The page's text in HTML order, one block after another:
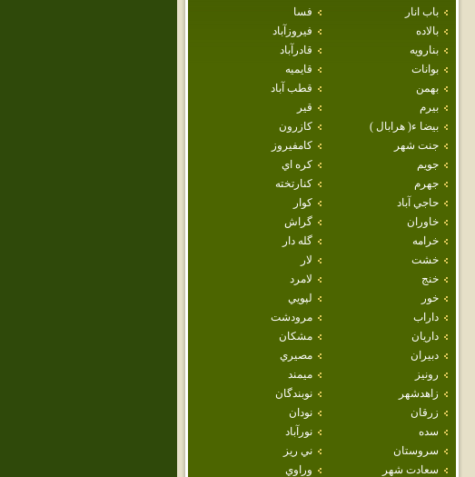
باب انار
فسا
بالاده
فيروزآباد
بنارويه
قادرآباد
بوانات
قايميه
بهمن
قطب آباد
بيرم
قير
بيضا ء( هرابال )
كازرون
جنت شهر
كامفيروز
جويم
كره اي
جهرم
كنارتخته
حاجي آباد
كوار
خاوران
گراش
خرامه
گله دار
خشت
لار
خنج
لامرد
خور
لپويي
داراب
مرودشت
داريان
مشكان
دبيران
مصيري
رونيز
ميمند
زاهدشهر
نوبندگان
زرقان
نودان
سده
نورآباد
سروستان
ني ريز
سعادت شهر
وراوي